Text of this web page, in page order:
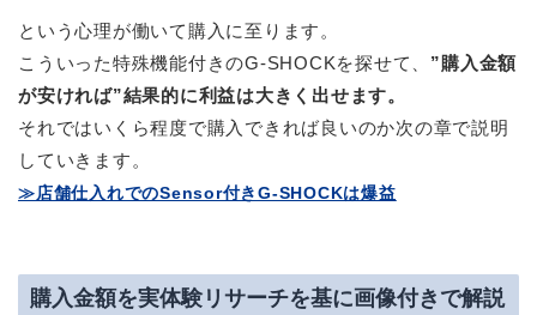
という心理が働いて購入に至ります。
こういった特殊機能付きのG-SHOCKを探せて、 ”購入金額
が安ければ”結果的に利益は大きく出せます。
それではいくら程度で購入できれば良いのか次の章で説明
していきます。
≫店舗仕入れでのSensor付きG-SHOCKは爆益
購入金額を実体験リサーチを基に画像付きで解説